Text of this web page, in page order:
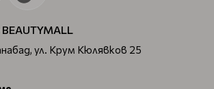
ул. Крум Кюлявков 25